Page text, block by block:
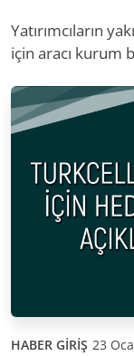
Yatırımcıların
için aracı kurum
HABER GİRİŞ 23